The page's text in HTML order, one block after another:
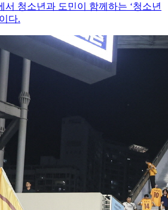
서 청소년과 도민이 함께하는 ‘청소년
다.